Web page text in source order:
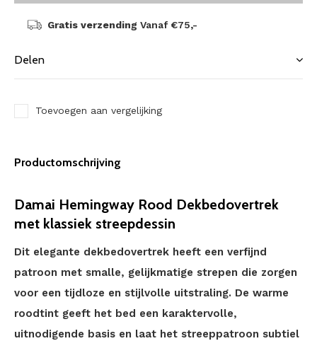
Gratis verzending Vanaf €75,-
Delen
Toevoegen aan vergelijking
Productomschrijving
Damai Hemingway Rood Dekbedovertrek
met klassiek streepdessin
Dit elegante dekbedovertrek heeft een verfijnd
patroon met smalle, gelijkmatige strepen die zorgen
voor een tijdloze en stijlvolle uitstraling. De warme
roodtint geeft het bed een karaktervolle,
uitnodigende basis en laat het streeppatroon subtiel